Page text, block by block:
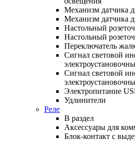
Механизм датчика
Механизм датчика
Настольный
Настольный
Переключатель
Сигнал световой
Сигнал световой
Электропитание
Удлинители
Реле
В раздел
Аксессуары для
Блок-контакт с